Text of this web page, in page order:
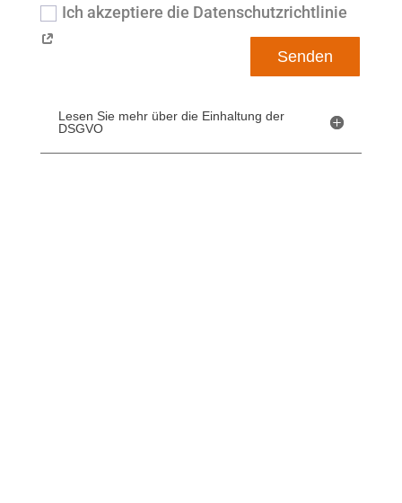
Ich akzeptiere die Datenschutzrichtlinie
Senden
Lesen Sie mehr über die Einhaltung der
DSGVO